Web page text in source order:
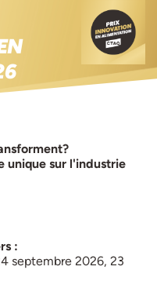
unique sur l'industrie
:
septembre 2026, 23